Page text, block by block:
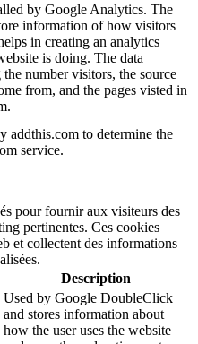
by Google Analytics. The
information of how visitors
in creating an analytics
is doing. The data
number visitors, the source
from, and the pages visted in
addthis.com to determine the
service.
pour fournir aux visiteurs des
pertinentes. Ces cookies
et collectent des informations
Description
Used by Google DoubleClick
and stores information about
how the user uses the website